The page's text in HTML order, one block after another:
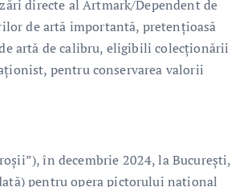
directe al Artmark/Dependent de
de artă importantă, pretențioasă
artă de calibru, eligibili colecționării
pentru conservarea valorii
în decembrie 2024, la București,
pentru opera pictorului național